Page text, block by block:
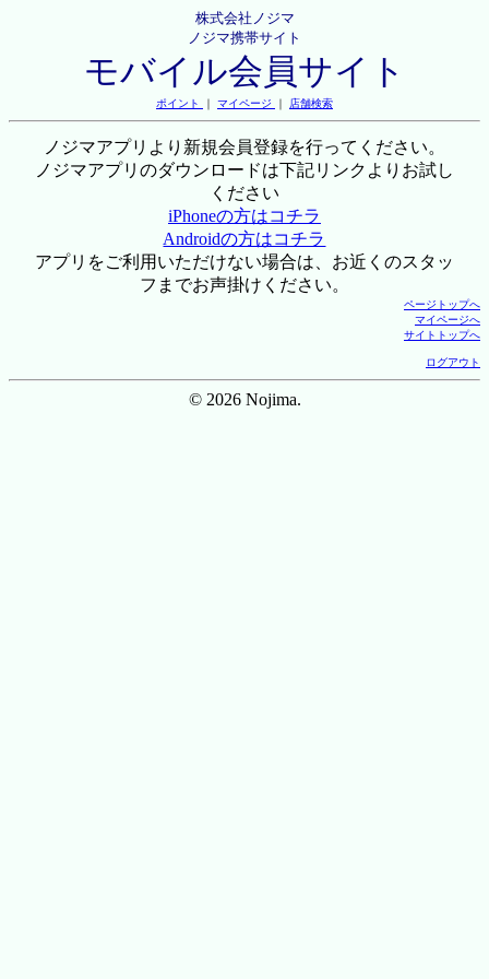
株式会社ノジマ
ノジマ携帯サイト
モバイル会員サイト
ポイント ｜ マイページ ｜ 店舗検索
ノジマアプリより新規会員登録を行ってください。
ノジマアプリのダウンロードは下記リンクよりお試し
ください
iPhoneの方はコチラ
Androidの方はコチラ
アプリをご利用いただけない場合は、お近くのスタッ
フまでお声掛けください。
ページトップへ
マイページへ
サイトトップへ
ログアウト
© 2026 Nojima.